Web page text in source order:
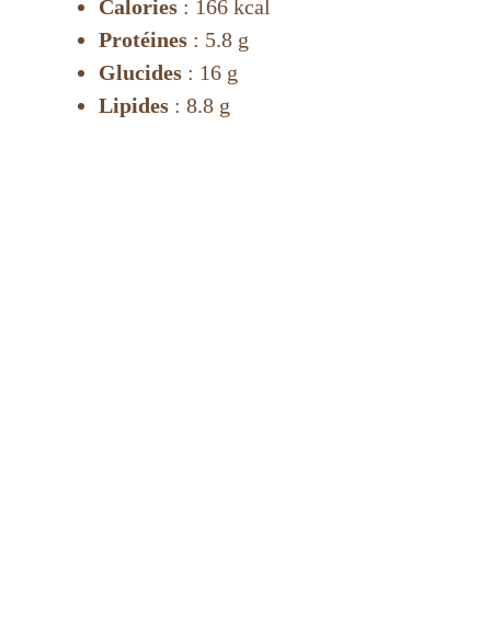
Calories : 166 kcal
Protéines : 5.8 g
Glucides : 16 g
Lipides : 8.8 g